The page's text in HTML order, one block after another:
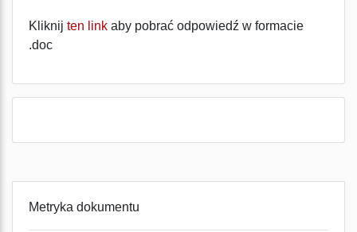
Kliknij ten link aby pobrać odpowiedź w formacie
.doc
Metryka dokumentu